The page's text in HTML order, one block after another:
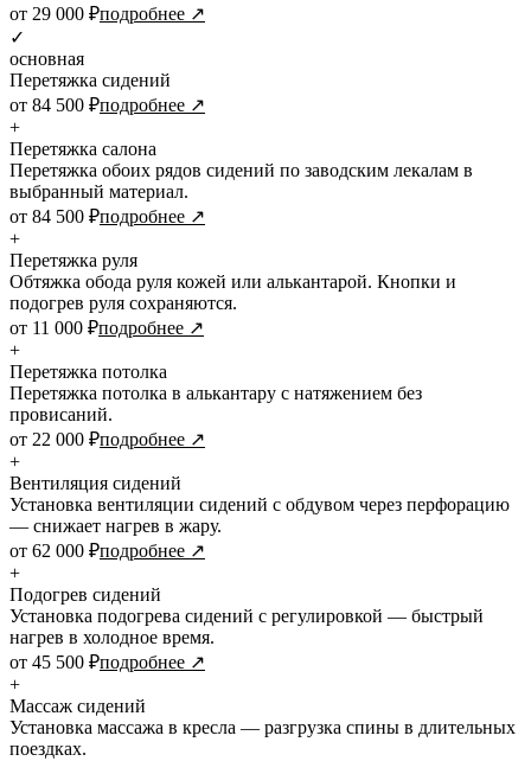
от 29 000 ₽подробнее ↗
✓
основная
Перетяжка сидений
от 84 500 ₽подробнее ↗
+
Перетяжка салона
Перетяжка обоих рядов сидений по заводским лекалам в
выбранный материал.
от 84 500 ₽подробнее ↗
+
Перетяжка руля
Обтяжка обода руля кожей или алькантарой. Кнопки и
подогрев руля сохраняются.
от 11 000 ₽подробнее ↗
+
Перетяжка потолка
Перетяжка потолка в алькантару с натяжением без
провисаний.
от 22 000 ₽подробнее ↗
+
Вентиляция сидений
Установка вентиляции сидений с обдувом через перфорацию
— снижает нагрев в жару.
от 62 000 ₽подробнее ↗
+
Подогрев сидений
Установка подогрева сидений с регулировкой — быстрый
нагрев в холодное время.
от 45 500 ₽подробнее ↗
+
Массаж сидений
Установка массажа в кресла — разгрузка спины в длительных
поездках.